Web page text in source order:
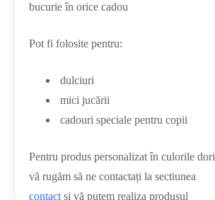
bucurie în orice cadou
Pot fi folosite pentru:
dulciuri
mici jucării
cadouri speciale pentru copii
Pentru produs personalizat în culorile
vă rugăm să ne contactați la sectiunea
contact și vă putem realiza produsul